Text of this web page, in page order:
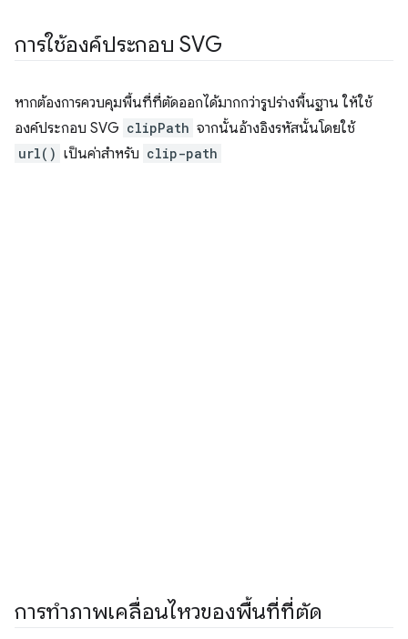
การใช้องค์ประกอบ SVG
หากต้องการควบคุมพื้นที่ที่ตัดออกได้มากกว่ารูปร่างพื้นฐาน ให้ใช้
องค์ประกอบ SVG clipPath จากนั้นอ้างอิงรหัสนั้นโดยใช้
url() เป็นค่าสําหรับ clip-path
การทำภาพเคลื่อนไหวของพื้นที่ที่ตัด